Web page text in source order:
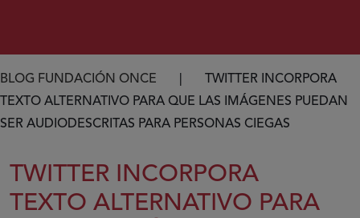
Ruta de navegación
BLOG FUNDACIÓN ONCE
TWITTER INCORPORA
TEXTO ALTERNATIVO PARA QUE LAS IMÁGENES PUEDAN
SER AUDIODESCRITAS PARA PERSONAS CIEGAS
TWITTER INCORPORA
TEXTO ALTERNATIVO PARA